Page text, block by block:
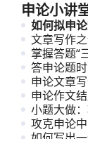
申论小讲
如何拟申
文章写作
掌握答题“
答申论题
申论文章
申论作文
小题大做
攻克申论
如何写出